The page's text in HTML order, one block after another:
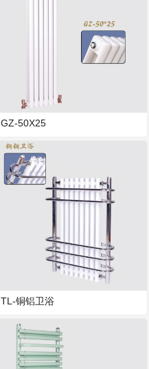
GZ-50X25
TL-铜铝卫浴